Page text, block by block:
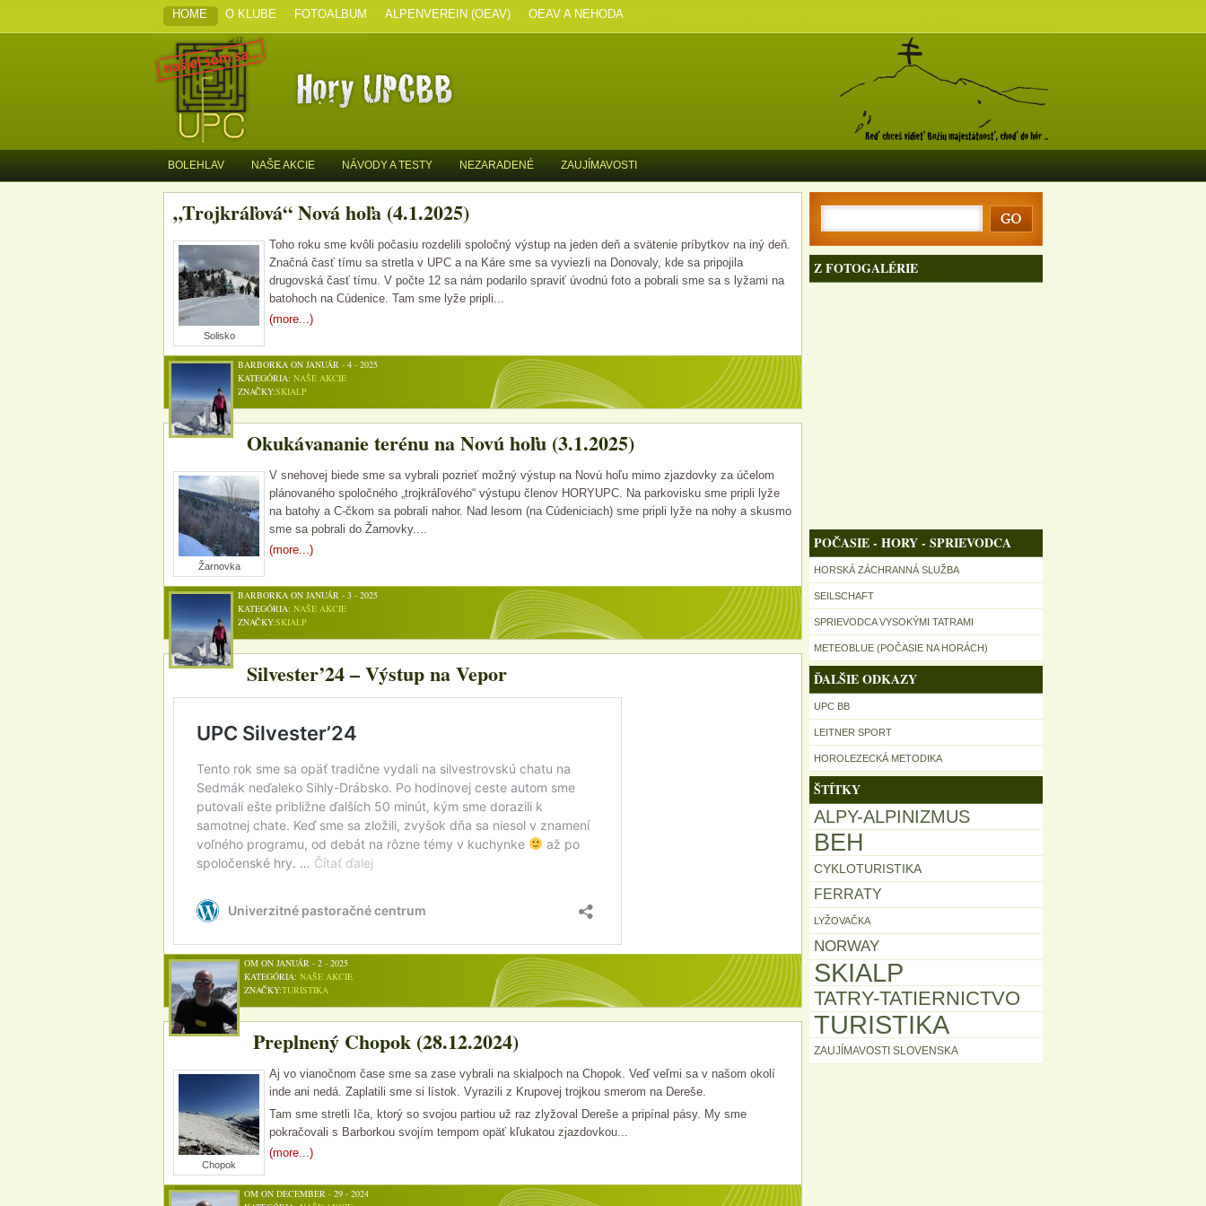
HOME O KLUBE FOTOALBUM ALPENVEREIN (OEAV) OEAV A NEHODA
BOLEHLAV NAŠE AKCIE NÁVODY A TESTY NEZARADENÉ ZAUJÍMAVOSTI
Z FOTOGALÉRIE
POČASIE - HORY - SPRIEVODCA
HORSKÁ ZÁCHRANNÁ SLUŽBA
SEILSCHAFT
SPRIEVODCA VYSOKÝMI TATRAMI
METEOBLUE (POČASIE NA HORÁCH)
ĎALŠIE ODKAZY
UPC BB
LEITNER SPORT
HOROLEZECKÁ METODIKA
ŠTÍTKY
ALPY-ALPINIZMUS
BEH
CYKLOTURISTIKA
FERRATY
LYŽOVAČKA
NORWAY
SKIALP
TATRY-TATIERNICTVO
TURISTIKA
ZAUJÍMAVOSTI SLOVENSKA
„Trojkráľová“ Nová hoľa (4.1.2025)
Solisko
Toho roku sme kvôli počasiu rozdelili spoločný výstup na jeden deň a svätenie príbytkov na iný deň.
Značná časť tímu sa stretla v UPC a na Káre sme sa vyviezli na Donovaly, kde sa pripojila
drugovská časť tímu. V počte 12 sa nám podarilo spraviť úvodnú foto a pobrali sme sa s lyžami na
batohoch na Cúdenice. Tam sme lyže pripli...
(more...)
BARBORKA ON JANUÁR - 4 - 2025
KATEGÓRIA: NAŠE AKCIE
ZNAČKY:SKIALP
Okukávananie terénu na Novú hoľu (3.1.2025)
Žarnovka
V snehovej biede sme sa vybrali pozrieť možný výstup na Novú hoľu mimo zjazdovky za účelom
plánovaného spoločného „trojkráľového“ výstupu členov HORYUPC. Na parkovisku sme pripli lyže
na batohy a C-čkom sa pobrali nahor. Nad lesom (na Cúdeniciach) sme pripli lyže na nohy a skusmo
sme sa pobrali do Žarnovky....
(more...)
BARBORKA ON JANUÁR - 3 - 2025
KATEGÓRIA: NAŠE AKCIE
ZNAČKY:SKIALP
Silvester’24 – Výstup na Vepor
OM ON JANUÁR - 2 - 2025
KATEGÓRIA: NAŠE AKCIE
ZNAČKY:TURISTIKA
Preplnený Chopok (28.12.2024)
Chopok
Aj vo vianočnom čase sme sa zase vybrali na skialpoch na Chopok. Veď veľmi sa v našom okolí
inde ani nedá. Zaplatili sme si lístok. Vyrazili z Krupovej trojkou smerom na Dereše.
Tam sme stretli Iča, ktorý so svojou partiou už raz zlyžoval Dereše a pripínal pásy. My sme
pokračovali s Barborkou svojím tempom opäť kľukatou zjazdovkou...
(more...)
OM ON DECEMBER - 29 - 2024